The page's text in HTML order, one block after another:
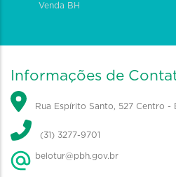
Venda BH
Informações de
Rua Espírito Santo, 527 Centro -
(31) 3277-9701
belotur@pbh.gov.br